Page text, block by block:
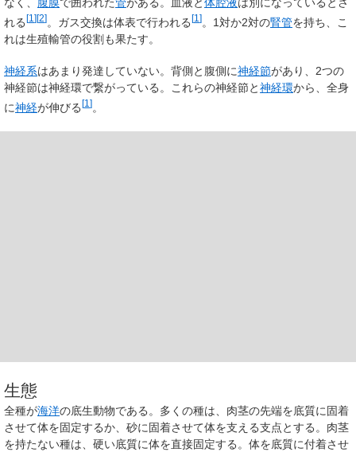
なく、 腹膜で囲われた管がある。血液と体腔液は別になっているとさ
れる [1 ][2] 。ガス交換は体表で行われる [1 ] 。1対か2対の腎管を持ち、こ
れは生殖輸管の役割も果たす。
神経系はあまり発達していない。背側と腹側に神経節があり、2つの
神経節は神経環で繋がっている。これらの神経節と神経環から、全身
に神経が伸びる[1 ]。
生態
全種が海洋の底生動物である。多くの種は、肉茎の先端を底質に固着
させて体を固定するか、砂に固着させて体を支える支点とする。肉茎
を持たない種は、硬い底質に体を直接固定する。体を底質に付着させ